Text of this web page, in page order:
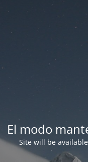
El modo
Site will be